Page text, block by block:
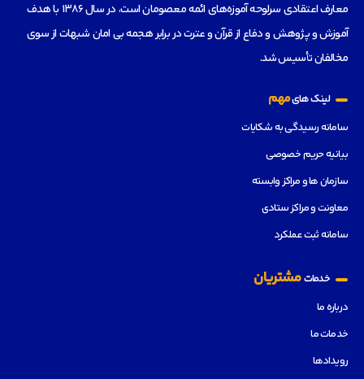
معارف اعتقادی سرلوحه آموزه‌های ائمه معصومان است، در سال 1386 با هدف
آموزش و پژوهش و دفاع از قرآن و عترت در برابر هجمه بی امان شبهات از سوی
مخالفان تأسیس شد.
لینک هایمهم
سامانه رسیدگی به شکایات
بیانیه حریم خصوصی
سازمان ها و مراکز وابسته
معاونت و مراکز ستادی
سامانه ثبت عملکرد
خدماتمشتریان
درباره ما
خدمات ما
رویدادها